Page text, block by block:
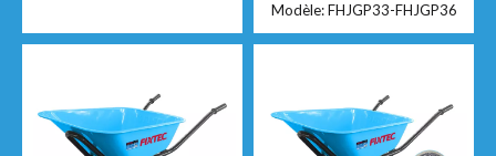
Modèle: FHJGP33-FHJGP36